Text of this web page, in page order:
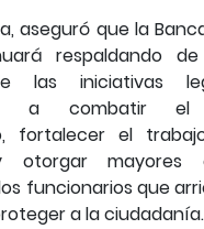
aseguró que la
respaldando
las iniciativas
a combatir el
fortalecer el
otorgar mayores
funcionarios que
a la ciudadanía.